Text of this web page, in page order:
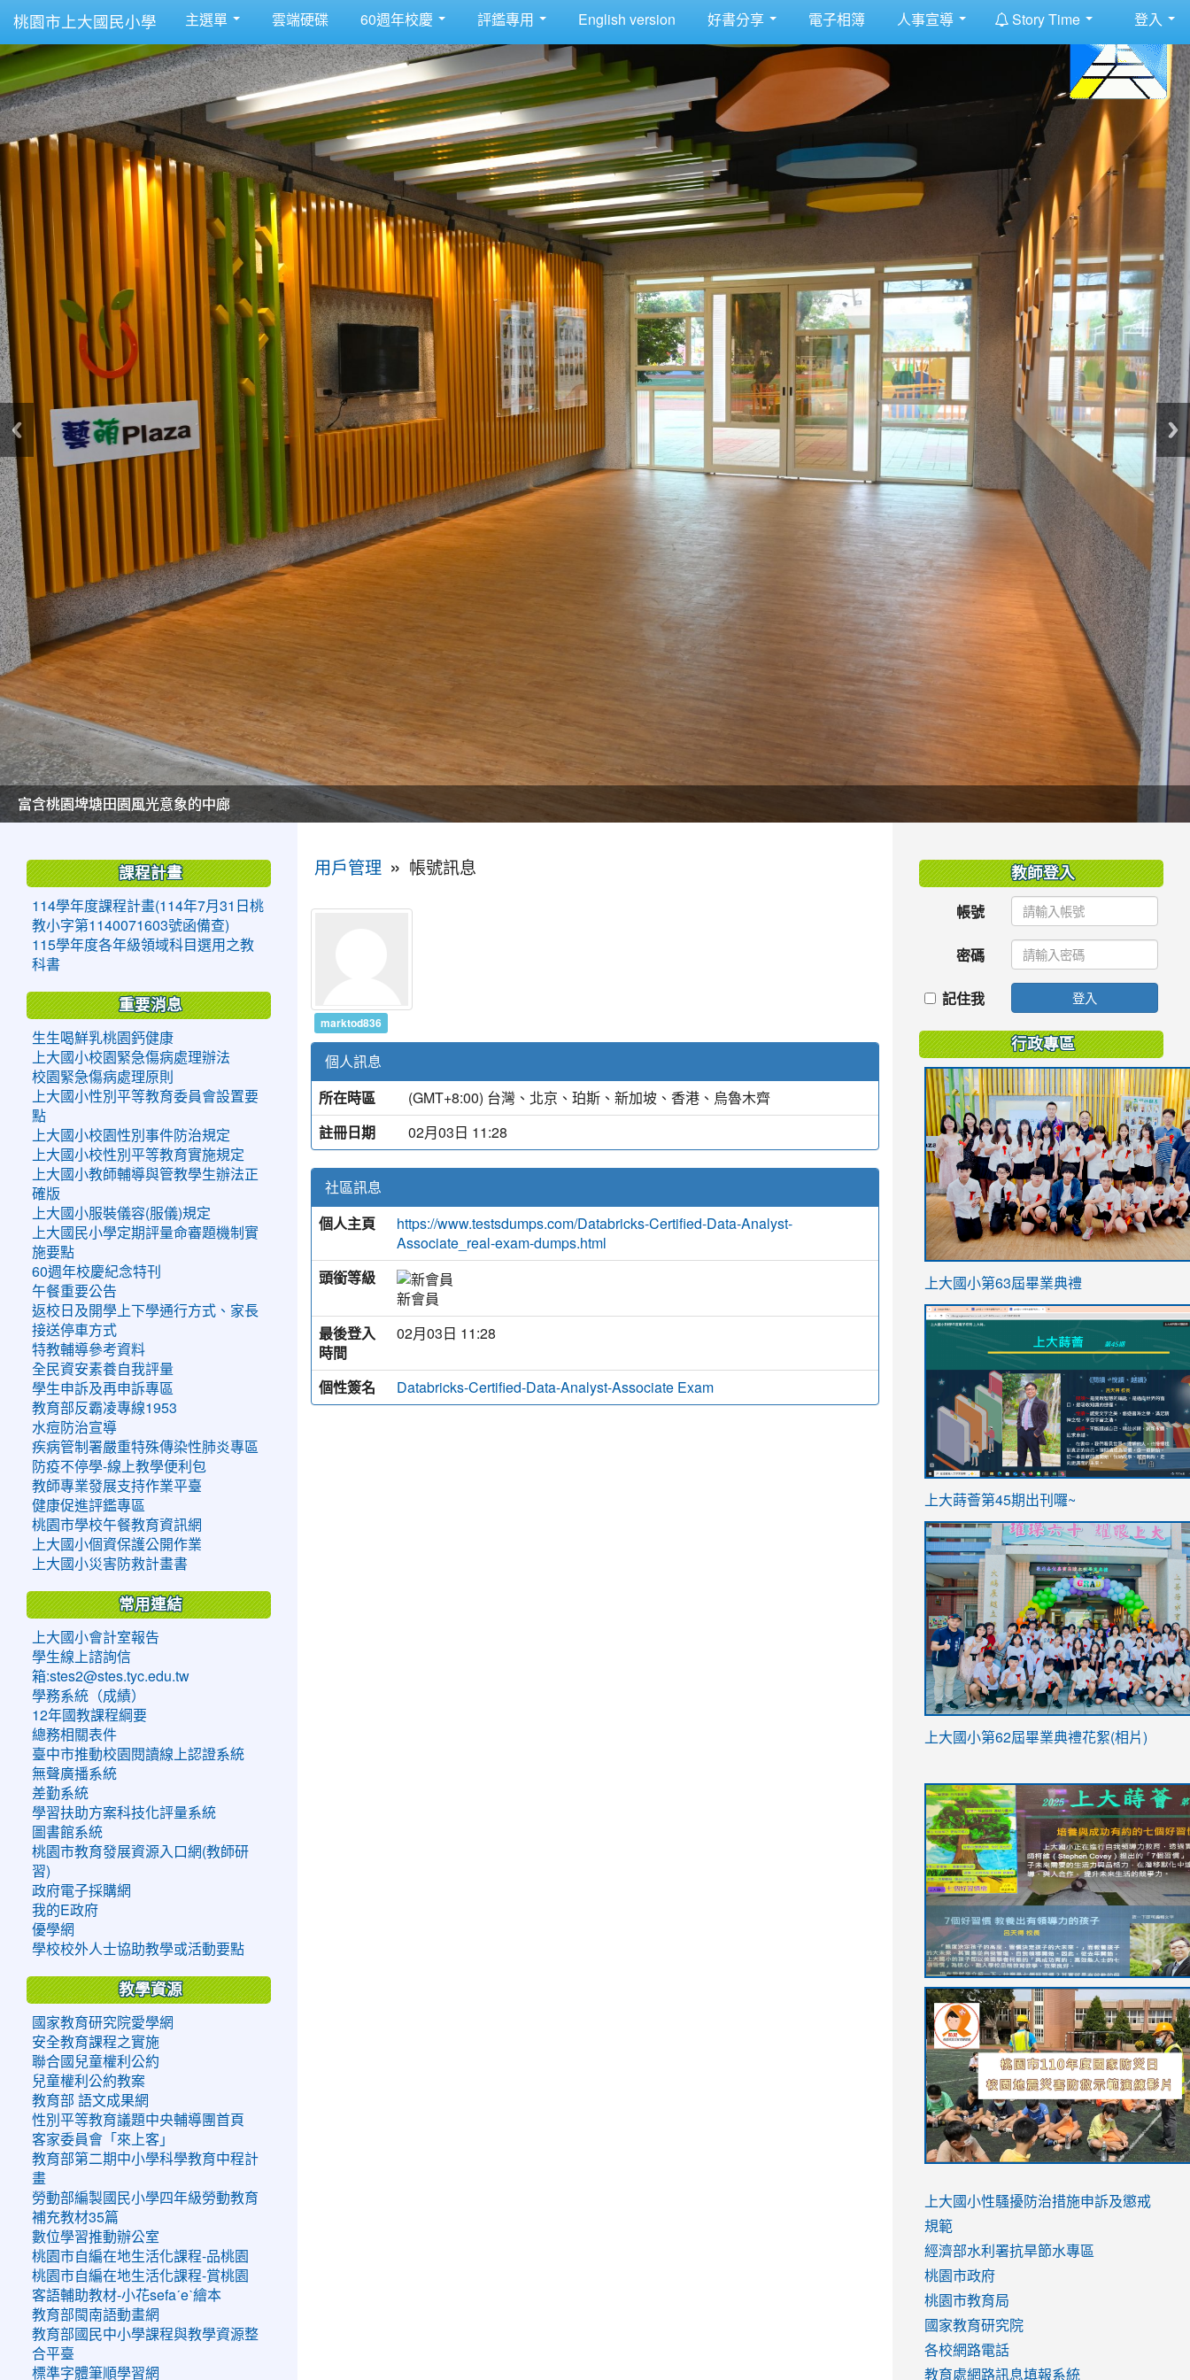
桃園市上大國民小學 主選單 雲端硬碟 60週年校慶 評鑑專用 English version 好書分享 電子相簿 人事宣導 Story Time 登入
美麗的操場是我們活力的來源
美麗的操場是我們活力的來源
煥然一新的小司令台
煥然一新的小司令台
富含桃園埤塘田園風光意象的中廊
富含桃園埤塘田園風光意象的中廊
嶄新的中庭廣場
嶄新的中庭廣場
水生池生生不息
水生池生生不息
用戶管理 » 帳號訊息
marktod836
個人訊息
所在時區
(GMT+8:00) 台灣、北京、珀斯、新加坡、香港、烏魯木齊
註冊日期
02月03日 11:28
社區訊息
個人主頁
https://www.testsdumps.com/Databricks-Certified-Data-Analyst-
Associate_real-exam-dumps.html
頭銜等級
新會員
最後登入
時間
02月03日 11:28
個性簽名 Databricks-Certified-Data-Analyst-Associate Exam
課程計畫
114學年度課程計畫(114年7月31日桃
教小字第1140071603號函備查)
115學年度各年級領域科目選用之教
科書
重要消息
生生喝鮮乳桃園鈣健康
上大國小校園緊急傷病處理辦法
校園緊急傷病處理原則
上大國小性別平等教育委員會設置要
點
上大國小校園性別事件防治規定
上大國小校性別平等教育實施規定
上大國小教師輔導與管教學生辦法正
確版
上大國小服裝儀容(服儀)規定
上大國民小學定期評量命審題機制實
施要點
60週年校慶紀念特刊
午餐重要公告
返校日及開學上下學通行方式、家長
接送停車方式
特教輔導參考資料
全民資安素養自我評量
學生申訴及再申訴專區
教育部反霸凌專線1953
水痘防治宣導
疾病管制署嚴重特殊傳染性肺炎專區
防疫不停學-線上教學便利包
教師專業發展支持作業平臺
健康促進評鑑專區
桃園市學校午餐教育資訊網
上大國小個資保護公開作業
上大國小災害防救計畫書
常用連結
上大國小會計室報告
學生線上諮詢信
箱:stes2@stes.tyc.edu.tw
學務系統（成績）
12年國教課程綱要
總務相關表件
臺中市推動校園閱讀線上認證系統
無聲廣播系統
差勤系統
學習扶助方案科技化評量系統
圖書館系統
桃園市教育發展資源入口網(教師研
習)
政府電子採購網
我的E政府
優學網
學校校外人士協助教學或活動要點
教學資源
國家教育研究院愛學網
安全教育課程之實施
聯合國兒童權利公約
兒童權利公約教案
教育部 語文成果網
性別平等教育議題中央輔導團首頁
客家委員會「來上客」
教育部第二期中小學科學教育中程計
畫
勞動部編製國民小學四年級勞動教育
補充教材35篇
數位學習推動辦公室
桃園市自編在地生活化課程-品桃園
桃園市自編在地生活化課程-賞桃園
客語輔助教材-小花sefaˊeˋ繪本
教育部閩南語動畫網
教育部國民中小學課程與教學資源整
合平臺
標準字體筆順學習網
教師登入
帳號
密碼
記住我 登入
行政專區
link
https://sites.google.com/stes.tyc.edu.tw/
上大國小第63屆畢業典禮
link
ink
https://sites.google.com/stes.tyc.edu.tw/
link
https://sites.google.com/stes.tyc.edu.tw/
上大蒔薈第45期出刊囉~
link
YfDQppRvyMk686kIw6SBbssEIZ6WnT/
usp=sharing
上大國小第62屆畢業典禮花絮(相片)
to
https://drive.google.com/file/d/1I-
YfDQppRvyMk686kIw6SBbssEIZ6WnT/
usp=sharing
to
https://sites.google.com/stes.tyc.edu.tw/
link
to
https://sites.google.com/stes.tyc.edu.tw/
link
to
https://drive.google.com/file/d/
usp=sharing
link
to
https://youtu.be/jJOMVWY3-
8M
link
to
https://drive.google.com/file/d/
usp=sharing
to
https://www.youtube.com/watch?
v=hC_gdZndU9s
to
https://www.youtube.com/watch?
v=hC_gdZndU9s
link
to
https://www.youtube.com/watch?
v=mfpNykQ0g4M
上大國小性騷擾防治措施申訴及懲戒
規範
經濟部水利署抗旱節水專區
桃園市政府
桃園市教育局
國家教育研究院
各校網路電話
教育處網路訊息填報系統